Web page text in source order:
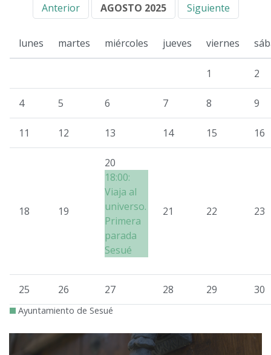
Anterior AGOSTO 2025 Siguiente
lunes martes miércoles jueves viernes
1 2
4 5 6 7 8 9
11 12 13 14 15 16
18 19
20
18:00:
Viaja al
universo.
Primera
parada
Sesué
21 22 23
25 26 27 28 29 30
Ayuntamiento de Sesué